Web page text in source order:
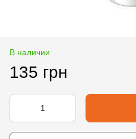
В наличии
135 грн